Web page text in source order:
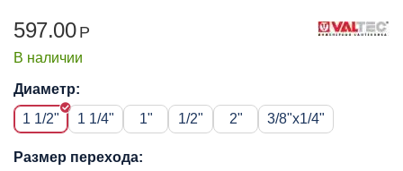
597.00 Р
В наличии
Диаметр:
1 1/2"
1 1/4" 1" 1/2" 2" 3/8"x1/4"
Размер перехода: